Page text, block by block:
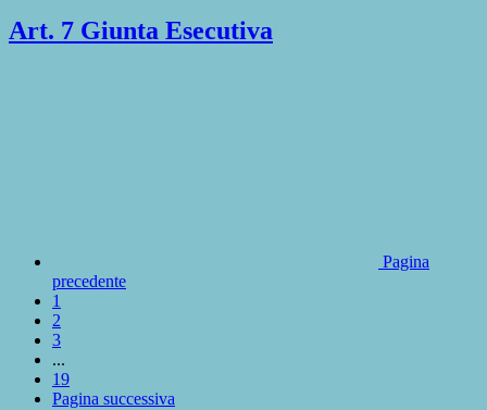
Art. 7 Giunta Esecutiva
Pagina
precedente
1
2
3
...
19
Pagina successiva